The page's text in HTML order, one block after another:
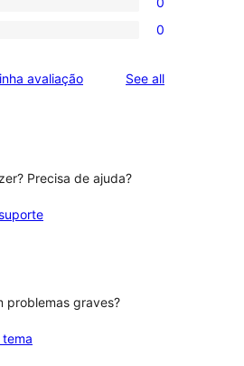
0
avaliação See allreviews
Precisa de ajuda?
problemas graves?